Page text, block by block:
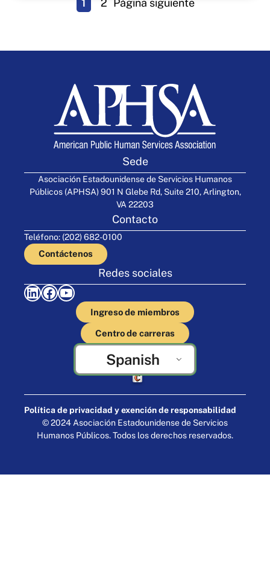
1 2 Página siguiente
Sede
Asociación Estadounidense de Servicios Humanos
Públicos (APHSA) 901 N Glebe Rd, Suite 210, Arlington,
VA 22203
Contacto
Teléfono: (202) 682-0100
Contáctenos
Redes sociales
LinkedIn Facebook YouTube
Ingreso de miembros
Centro de carreras
Spanish
Elaborado por Cornershop Creative
Política de privacidad y exención de responsabilidad
© 2024 Asociación Estadounidense de Servicios
Humanos Públicos. Todos los derechos reservados.